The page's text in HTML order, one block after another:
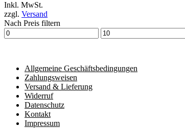
Inkl. MwSt.
zzgl. Versand
Nach Preis filtern
Min.
Preis
Max.
Preis
Allgemeine Geschäftsbedingungen
Zahlungsweisen
Versand & Lieferung
Widerruf
Datenschutz
Kontakt
Impressum